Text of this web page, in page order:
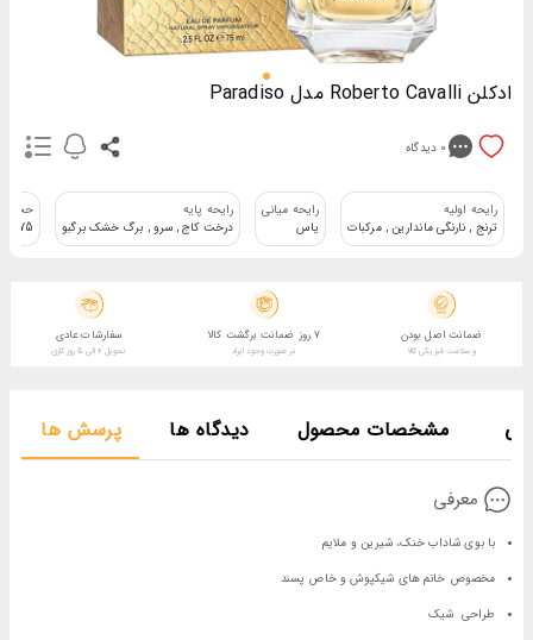
ادکلن Roberto Cavalli مدل Paradiso
0 دیدگاه
رایحه اولیه
ترنج , نارنگی ماندارین , مرکبات
رایحه میانی
یاس
رایحه پایه
درخت کاج , سرو , برگ خشک برگبو
حجم
75 میلی لیتر
ضمانت اصل بودن
و سلامت فیزیکی کالا
7 روز ضمانت برگشت کالا
در صورت وجود ایراد
سفارشات عادی
تحویل 2 الی 5 روز کاری
مشخصات محصول دیدگاه ها پرسش ها
معرفی
با بوی شاداب خنک، شیرین و ملایم
مخصوص خانم های شیکپوش و خاص پسند
طراحی شیک